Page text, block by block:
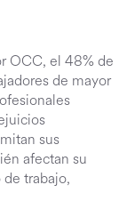
OCC, el 48% de
de mayor
sus
afectan su
trabajo,